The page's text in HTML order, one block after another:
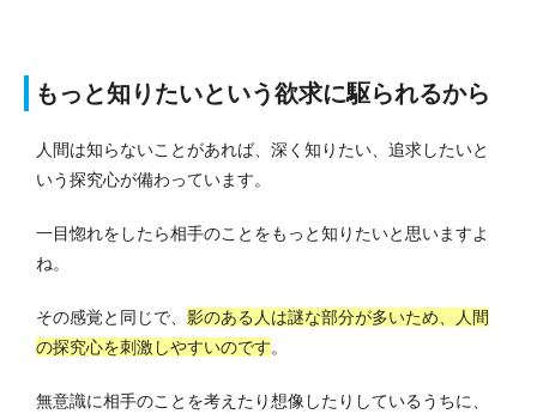
もっと知りたいという欲求に駆られるから
人間は知らないことがあれば、深く知りたい、追求したいと
いう探究心が備わっています。
一目惚れをしたら相手のことをもっと知りたいと思いますよ
ね。
その感覚と同じで、 影のある人は謎な部分が多いため、人間
の探究心を刺激しやすいのです。
無意識に相手のことを考えたり想像したりしているうちに、